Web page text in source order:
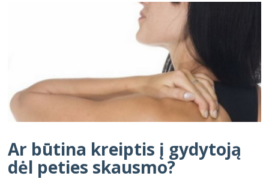
Ar būtina kreiptis į gydytoją
dėl peties skausmo?